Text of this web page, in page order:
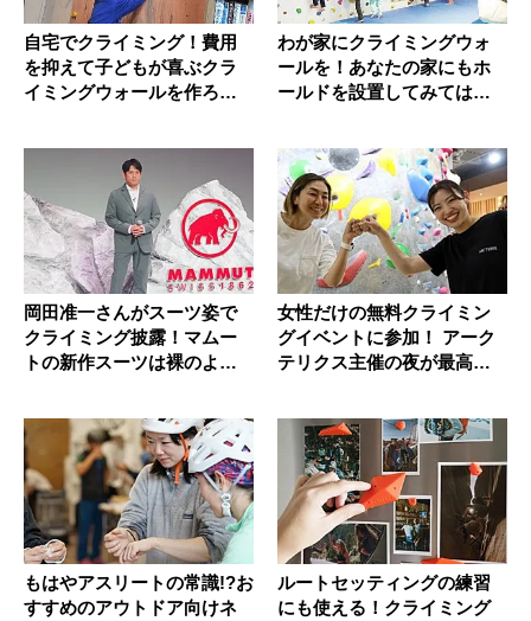
自宅でクライミング！費用
を抑えて子どもが喜ぶクラ
イミングウォールを作ろ
わが家にクライミングウォ
ールを！あなたの家にもホ
ールドを設置してみてはい
岡田准一さんがスーツ姿で
クライミング披露！マムー
トの新作スーツは裸のよう
女性だけの無料クライミン
グイベントに参加！ アーク
テリクス主催の夜が最高す
もはやアスリートの常識!?お
すすめのアウトドア向けネ
ルートセッティングの練習
にも使える！クライミング